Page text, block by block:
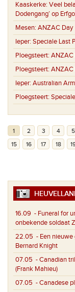
Kaaskerke: Veel
Dodengang’ op
Mesen: ANZAC Day
Ieper: Speciale Last
Ploegsteert: ANZAC
Ploegsteert: ANZAC
Ieper: Australian
Ploegsteert:
1 2 3 4 5
15
16 17 18
16.09 - Funeral for
onbekende soldaat
22.05 - Een
Bernard Knight
07.05 - Canadian
(Frank Mahieu)
07.05 - Canadese